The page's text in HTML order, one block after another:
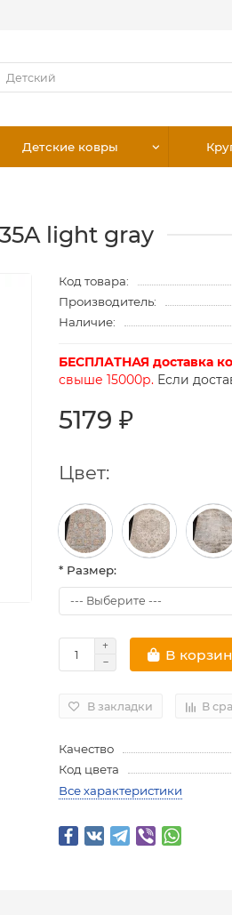
Детские ковры
light gray
Код товара:
Производитель:
Наличие:
БЕСПЛАТНАЯ доставка
свыше 15000р. Если
5179 ₽
Цвет:
* Размер:
В
В закладки В
Качество
Код цвета
Все характеристики